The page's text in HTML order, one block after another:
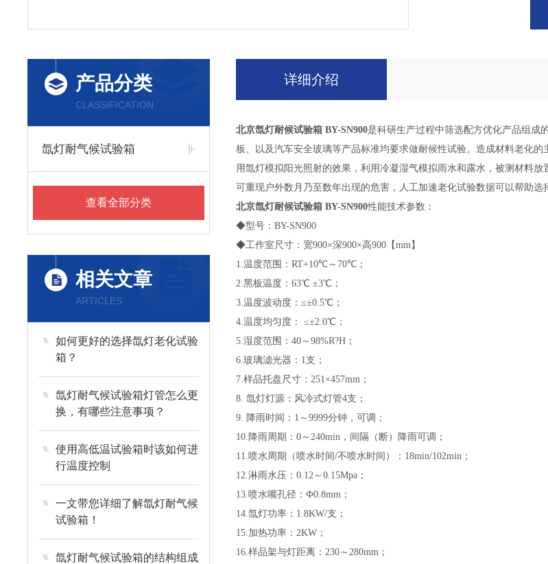
产品分类
CLASSIFICATION
氙灯耐气候试验箱
查看全部分类
相关文章
ARTICLES
如何更好的选择氙灯老化试验
箱？
氙灯耐气候试验箱灯管怎么更
换，有哪些注意事项？
使用高低温试验箱时该如何进
行温度控制
一文带您详细了解氙灯耐气候
试验箱！
氙灯耐气候试验箱的结构组成
详细介绍
北京氙灯耐候试验箱 BY-SN900是科研生产过程中筛选配方优化产品组成
板、以及汽车安全玻璃等产品标准均要求做耐候性试验。造成材料老化
用氙灯模拟阳光照射的效果，利用冷凝湿气模拟雨水和露水，被测材料
可重现户外数月乃至数年出现的危害，人工加速老化试验数据可以帮助
北京氙灯耐候试验箱 BY-SN900性能技术参数：
◆型号：BY-SN900
◆工作室尺寸：宽900×深900×高900【mm】
1.温度范围：RT+10℃～70℃；
2.黑板温度：63℃ ±3℃；
3.温度波动度：≤±0.5℃；
4.温度均匀度： ≤±2.0℃；
5.湿度范围：40～98%R?H；
6.玻璃滤光器：1支；
7.样品托盘尺寸：251×457mm；
8. 氙灯灯源：风冷式灯管4支；
9. 降雨时间：1～9999分钟，可调；
10.降雨周期：0～240min，间隔（断）降雨可调；
11.喷水周期（喷水时间/不喷水时间）：18min/102min；
12.淋雨水压：0.12～0.15Mpa；
13.喷水嘴孔径：Ф0.8mm；
14.氙灯功率：1.8KW/支；
15.加热功率：2KW；
16.样品架与灯距离：230～280mm；